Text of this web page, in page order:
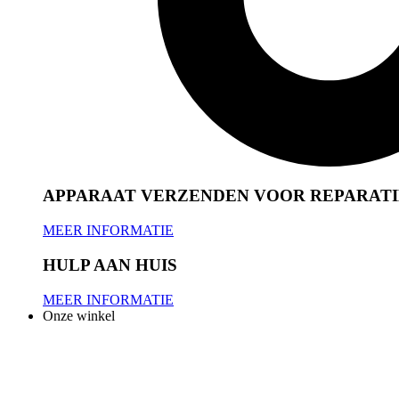
APPARAAT VERZENDEN VOOR
MEER INFORMATIE
HULP AAN HUIS
MEER INFORMATIE
Onze winkel